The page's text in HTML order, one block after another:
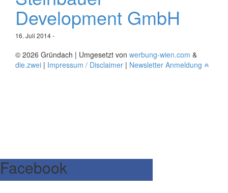
Development GmbH
16. Juli 2014-
© 2026 Gründach | Umgesetzt von werbung-wien.com &
die.zwei | Impressum / Disclaimer | Newsletter Anmeldung
Facebook